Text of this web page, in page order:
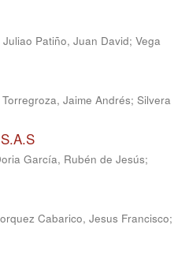
Juliao Patiño, Juan David; Vega
Jaime Andrés; Silvera
García, Rubén de Jesús;
Cabarico, Jesus Francisco;